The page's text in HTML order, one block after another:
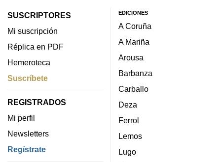
SUSCRIPTORES
Mi suscripción
Réplica en PDF
Hemeroteca
Suscríbete
REGISTRADOS
Mi perfil
Newsletters
Regístrate
EDICIONES
A Coruña
A Mariña
Arousa
Barbanza
Carballo
Deza
Ferrol
Lemos
Lugo